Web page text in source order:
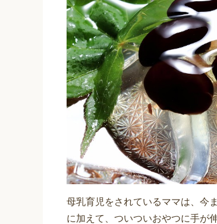
母乳育児をされているママは、今
に加えて、ついついおやつに手が